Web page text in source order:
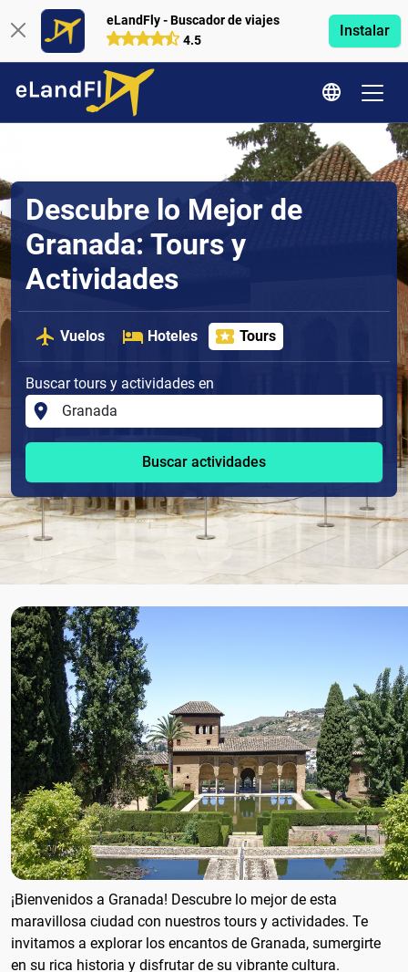
eLandFly - Buscador de viajes
4.5
Instalar
Descubre lo Mejor de
Granada: Tours y
Actividades
Vuelos Hoteles Tours
Buscar tours y actividades en
Buscar actividades
¡Bienvenidos a Granada! Descubre lo mejor de esta
maravillosa ciudad con nuestros tours y actividades. Te
invitamos a explorar los encantos de Granada, sumergirte
en su rica historia y disfrutar de su vibrante cultura.